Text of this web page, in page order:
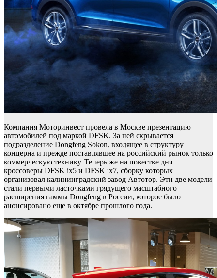
Компания Моторинвест провела в Москве презентацию
автомобилей под маркой DFSK. За ней скрывается
подразделение Dongfeng Sokon, входящее в структуру
концерна и прежде поставлявшее на российский рынок только
коммерческую технику. Теперь же на повестке дня —
кроссоверы DFSK ix5 и DFSK ix7, сборку которых
организовал калининградский завод Автотор. Эти две модели
стали первыми ласточками грядущего масштабного
расширения гаммы Dongfeng в России, которое было
анонсировано еще в октябре прошлого года.